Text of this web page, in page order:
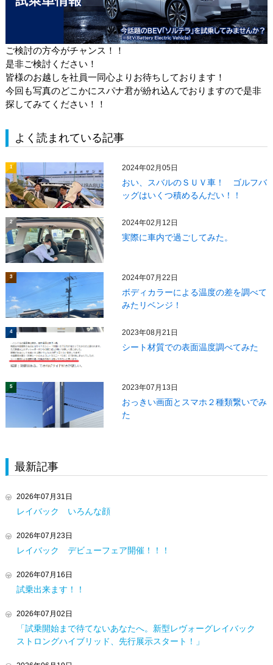
ご検討の方今がチャンス！！
是非ご検討ください！
皆様のお越しを社員一同心よりお待ちしております！
今回も写真のどこかにスパナ君が紛れ込んでおりますので是非
探してみてください！！
よく読まれている記事
1 2024年02月05日
おい、スバルのＳＵＶ車！ ゴルフバ
ッグはいくつ積めるんだい！！
2 2024年02月12日
実際に車内で過ごしてみた。
3 2024年07月22日
ボディカラーによる温度の差を調べて
みたリベンジ！
4 2023年08月21日
シート材質での表面温度調べてみた
5 2023年07月13日
おっきい画面とスマホ２種類繋いでみ
た
最新記事
2026年07月31日
レイバック いろんな顔
2026年07月23日
レイバック デビューフェア開催！！！
2026年07月16日
試乗出来ます！！
2026年07月02日
「試乗開始まで待てないあなたへ。新型レヴォーグレイバック
ストロングハイブリッド、先行展示スタート！」